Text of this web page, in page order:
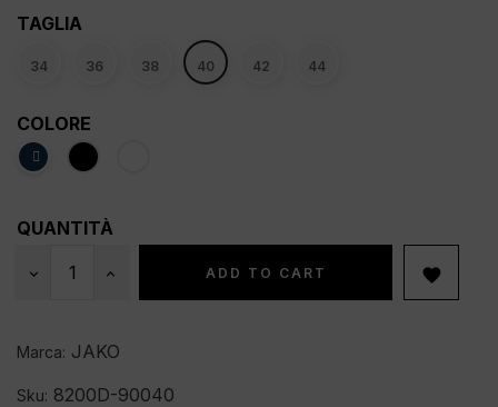
TAGLIA
34 36 38 40 42 44
COLORE
QUANTITÀ
ADD TO CART 
Marca: JAKO
Sku: 8200D-90040